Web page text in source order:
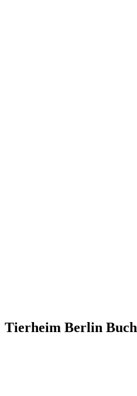
Tierheim Berlin Buch